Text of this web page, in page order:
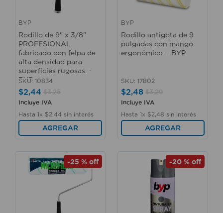
BYP
Rodillo de 9" x 3/8"
PROFESIONAL
fabricado con felpa de
alta densidad para
superficies rugosas. -
BYP
SKU: 10834
$2,44 $3,25
Incluye IVA
Hasta 1x $2 44 sin interés
AGREGAR
BYP
Rodillo antigota de 9
pulgadas con mango
ergonómico. - BYP
SKU: 17802
$2,48 $3,29
Incluye IVA
Hasta 1x $2 48 sin interés
AGREGAR
-25 % off -20 % off